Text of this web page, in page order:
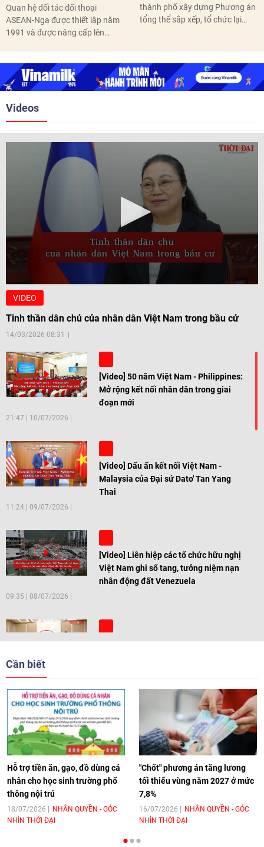
Quan hệ đối tác đối thoại
ASEAN-Nga được thiết lập năm
1991 và được nâng cấp lên
nghị Cấp cao vào các năm 2005,
2010, 2016, 2018, 2021.
thành phố xây dựng Phương án
tổng thể sắp xếp, tổ chức lại
Videos
VIDEO
Tinh thần dân chủ của nhân dân Việt Nam trong bầu cử
14/03/2026 08:31
[Video] 50 năm Việt Nam - Philippines:
Mở rộng kết nối nhân dân trong giai
đoạn mới
21:47 | 10/07/2026
[Video] Dấu ấn kết nối Việt Nam -
Malaysia của Đại sứ Dato' Tan Yang
Thai
11:24 | 09/07/2026
[Video] Liên hiệp các tổ chức hữu nghị
Việt Nam ghi sổ tang, tưởng niệm nạn
nhân động đất Venezuela
09:35 | 08/07/2026
[Video] Trẻ em Đông Á cùng kiến tạo
[Video] Âm nhạc flamenco gắn kết văn
hoá Việt Nam - Tây Ban Nha
11:10 17/06/2026
[Video] Trao tặng Kỷ niệm chương "Vì
hòa bình, hữu nghị giữa các dân tộc"
cho Đại sứ Hungary tại Việt Nam
Cần biết
Hỗ trợ tiền ăn, gạo, đồ dùng cá
nhân cho học sinh trường phổ
thông nội trú
18/07/2026
NHÂN QUYỀN - GÓC
NHÌN THỜI ĐẠI
"Chốt" phương án tăng lương
tối thiểu vùng năm 2027 ở mức
7,8%
16/07/2026
NHÂN QUYỀN - GÓC
NHÌN THỜI ĐẠI